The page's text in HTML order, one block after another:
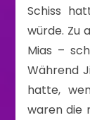
Schiss
würde. Zu
Mias –
Während
hatte,
waren die